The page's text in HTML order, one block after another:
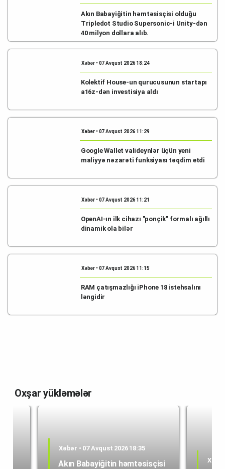
Akın Babayiğitin həmtəsisçisi olduğu
Tripledot Studio Supersonic-i Unity-dən
40 milyon dollara alıb.
Xəbər • 07 Avqust 2026 18:24
Kolektif House-un qurucusunun startapı
a16z-dən investisiya aldı
Xəbər • 07 Avqust 2026 11:29
Google Wallet valideynlər üçün yeni
maliyyə nəzarəti funksiyası təqdim etdi
Xəbər • 07 Avqust 2026 11:21
OpenAI-ın ilk cihazı "ponçik" formalı ağıllı
dinamik ola bilər
Xəbər • 07 Avqust 2026 11:15
RAM çatışmazlığı iPhone 18 istehsalını
ləngidir
Oxşar yükləmələr
Xəbər • 07 Avqust 2026 18:35
Akın Babayiğitin həmtəsisçisi